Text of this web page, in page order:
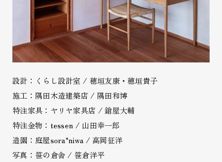
設計：くらし設計室 / 穂垣友康・穂垣貴子
施工：隅田木造建築店 / 隅田和博
特注家具：ヤリヤ家具店 / 鎗屋大輔
特注金物：tessen / 山田幸一郎
造園：庭屋sora*niwa / 高岡征洋
写真：笹の倉舎 / 笹倉洋平